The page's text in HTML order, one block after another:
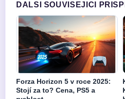
DALSI SOUVISEJICI
Forza Horizon 5 v roce 2025:
Stojí za to? Cena, PS5 a